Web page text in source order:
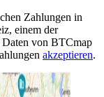
Zahlungen in
einem der
von BTCmap
akzeptieren.